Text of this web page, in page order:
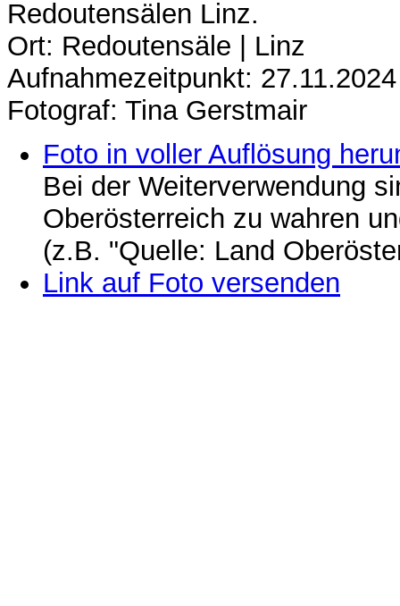
Redoutensälen Linz.
Ort: Redoutensäle | Linz
Aufnahmezeitpunkt: 27.11.2024
Fotograf: Tina Gerstmair
Foto in voller Auflösung
Bei der Weiterverwendung
Oberösterreich zu wahren
(z.B. "Quelle: Land
Link auf Foto versenden